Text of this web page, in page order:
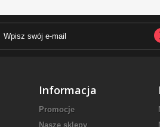
Informacja
Promocje
Nasze sklepy